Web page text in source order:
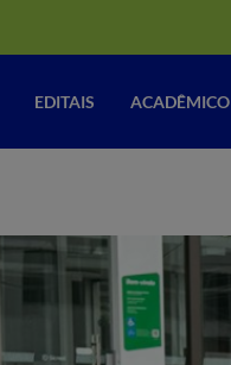
EDITAIS ACADÊMICO